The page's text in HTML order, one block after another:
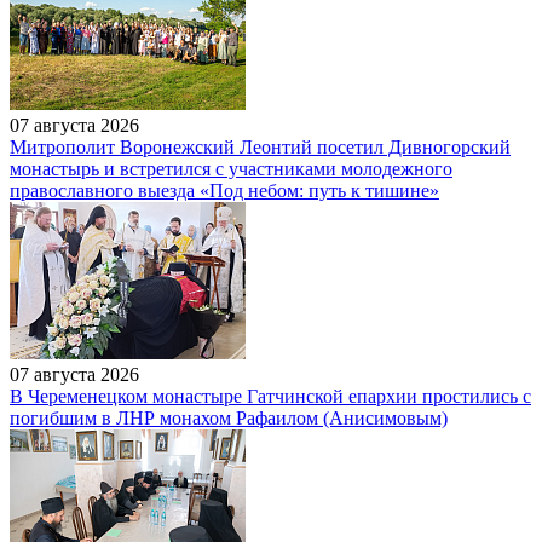
07 августа 2026
Митрополит Воронежский Леонтий посетил Дивногорский
монастырь и встретился с участниками молодежного
православного выезда «Под небом: путь к тишине»
07 августа 2026
В Череменецком монастыре Гатчинской епархии простились с
погибшим в ЛНР монахом Рафаилом (Анисимовым)